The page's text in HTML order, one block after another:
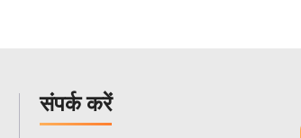
संपर्क करें